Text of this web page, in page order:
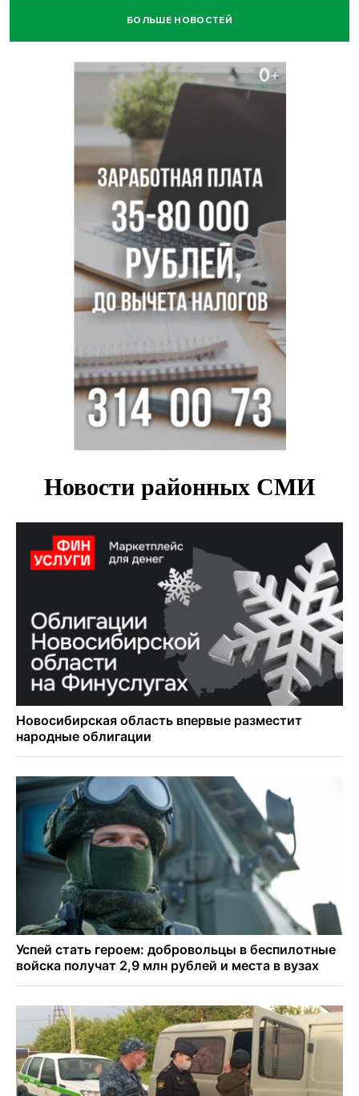
Движение на три месяца ограничат на трассе
Новосибирских школьников обязали кормить
морепродуктами с 1 сентября
Июль-2026 вошел в топ-6 самых жарких за все время
метеонаблюдений в Новосибирске
Секрет при выборе макарон раскрыла новосибирцам
эксперт Ольга Широкова
БОЛЬШЕ НОВОСТЕЙ